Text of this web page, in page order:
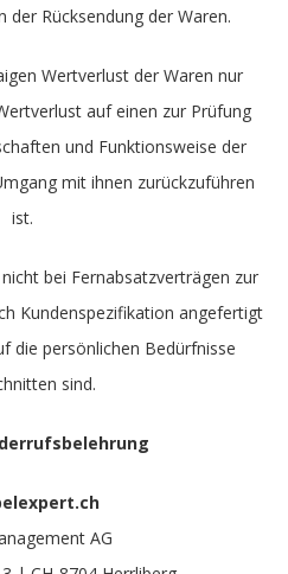
Rücksendung der Waren.
Wertverlust der Waren nur
auf einen zur Prüfung
und Funktionsweise der
mit ihnen zurückzuführen
ist.
bei Fernabsatzverträgen zur
Kundenspezifikation angefertigt
die persönlichen Bedürfnisse
sind.
AG